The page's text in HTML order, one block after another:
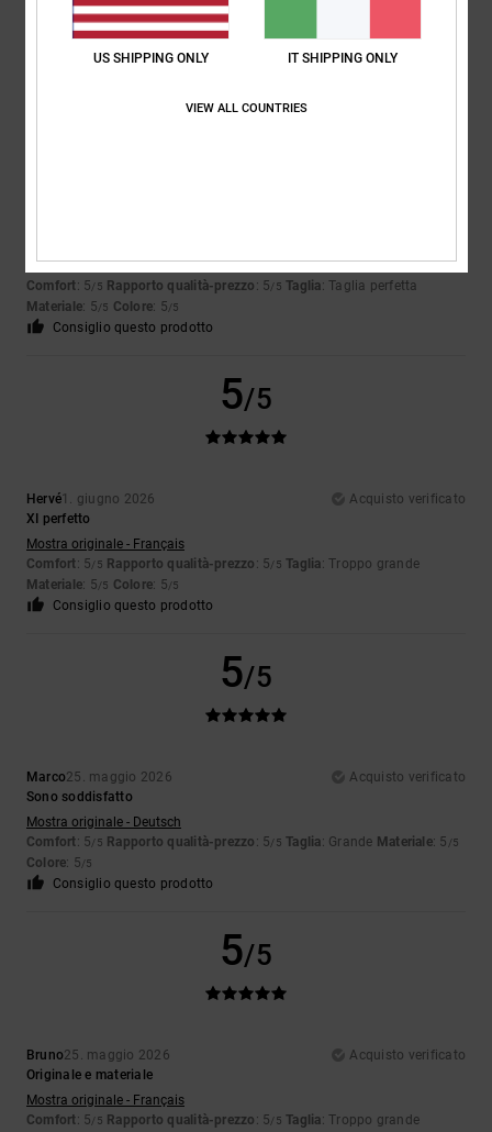
Mostra originale - Français
Comfort: 5/5 Rapporto qualità-prezzo
5/5
Mostra originale - Deutsch
Comfort: 5/5 Rapporto qualità-prezzo : 5/5 Taglia: Taglia perfetta
Materiale: 5/5 Colore: 5/5
Consiglio questo prodotto
5/5
Hervé1. giugno 2026
Acquisto verificato
XI perfetto
Mostra originale - Français
Comfort: 5/5 Rapporto qualità-prezzo : 5/5 Taglia: Troppo grande
Materiale: 5/5 Colore: 5/5
Consiglio questo prodotto
5/5
Marco25. maggio 2026
Acquisto verificato
Sono soddisfatto
Mostra originale - Deutsch
Comfort: 5/5 Rapporto qualità-prezzo : 5/5 Taglia: Grande Materiale: 5 /5
Colore: 5/5
Consiglio questo prodotto
5/5
Bruno25. maggio 2026
Acquisto verificato
Originale e materiale
Mostra originale - Français
Comfort: 5/5 Rapporto qualità-prezzo : 5/5 Taglia: Troppo grande
US SHIPPING ONLY IT SHIPPING ONLY
VIEW ALL COUNTRIES